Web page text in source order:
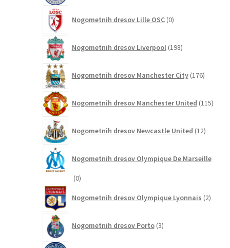
Nogometnih dresov Lille OSC 0izdelkov
Nogometnih dresov Liverpool 198izdelkov
Nogometnih dresov Manchester City 176izdelkov
Nogometnih dresov Manchester United 115
Nogometnih dresov Newcastle United 12izdelkov
Nogometnih dresov Olympique De Marseille
00
Nogometnih dresov Olympique Lyonnais 2izdelka
Nogometnih dresov Porto 3izdelki